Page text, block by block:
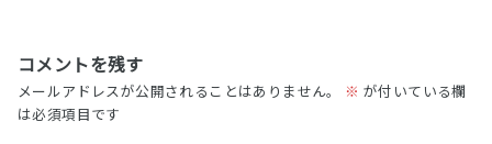
コメントを残す
メールアドレスが公開されることはありません。 ※ が付いている欄
は必須項目です